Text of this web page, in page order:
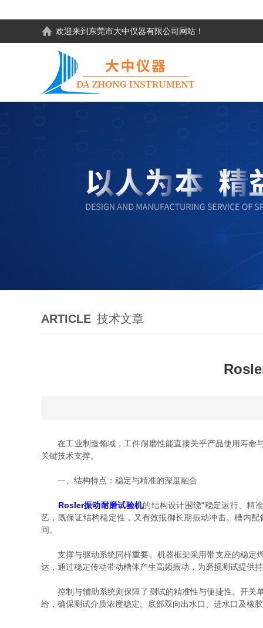
欢迎来到东莞市大中仪器有限公司网站！
ARTICLE 技术文章
在工业制造领域，工件耐磨性能直接关乎产品使用寿命
关键技术支撑。
一、结构特点：稳定与精准的深度融合
Rosler振动耐磨试验机的结构设计围绕“稳定运行、精
艺，既保证结构稳定性，又有效抵御长期振动冲击。槽内
间。
支撑与驱动系统同样重要。机器框架采用带支座的稳定
达，通过稳定传动带动槽体产生高频振动，为磨损测试提供
控制与辅助系统则保障了测试的精准性与便捷性。开关
给，确保测试介质浓度稳定。底部双向出水口、进水口及橡